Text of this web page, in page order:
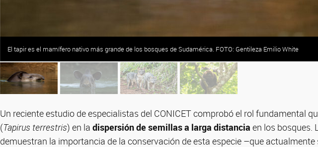
El tapir es el mamífero nativo más grande de los bosques de Sudamérica. FOTO: Gentileza Emilio White
Un reciente estudio de especialistas del CONICET comprobó el rol fundamental
(Tapirus terrestris) en la dispersión de semillasa larga distancia en los bosques.
demuestran la importancia de la conservación de esta especie –que actualmente